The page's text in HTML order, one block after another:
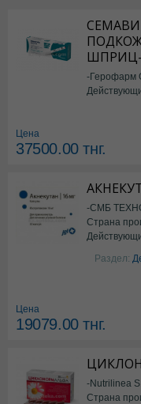
ШПРИЦ-
-Герофарм
Цена
37500.00тнг.
-СМБ
Страна
Раздел:
Цена
19079.00тнг.
-Nutrilinea
Страна